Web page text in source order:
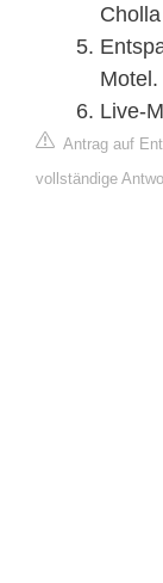
Motel.
Live-
Antrag auf
vollständige